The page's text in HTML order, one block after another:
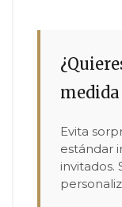
Evita
estándar
invitados.